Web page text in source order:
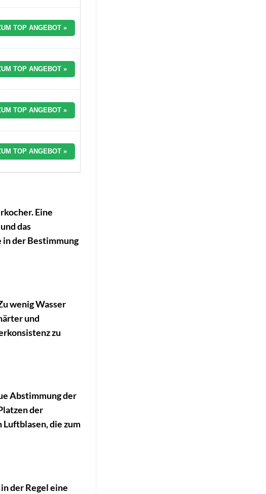
TOP ANGEBOT »
TOP ANGEBOT »
TOP ANGEBOT »
TOP ANGEBOT »
Eine
das
in der Bestimmung
wenig Wasser
und
zu
Abstimmung der
der
die zum
der Regel eine